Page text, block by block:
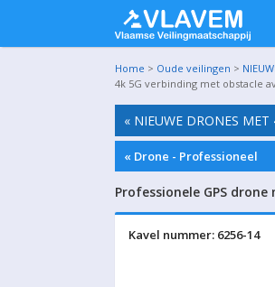
Home > Oude veilingen >
4k 5G verbinding met obstacle
« NIEUWE DRONES MET
« Drone - Professioneel
Professionele GPS
Kavel nummer: 6256-14